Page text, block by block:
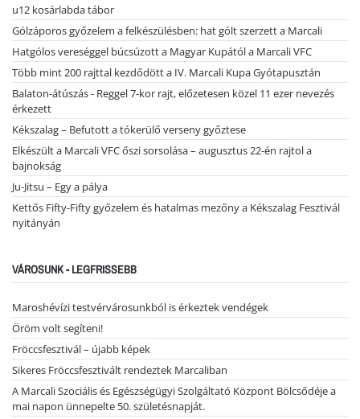
u12 kosárlabda tábor
Gólzáporos győzelem a felkészülésben: hat gólt szerzett a Marcali
Hatgólos vereséggel búcsúzott a Magyar Kupától a Marcali VFC
Több mint 200 rajttal kezdődött a IV. Marcali Kupa Gyótapusztán
Balaton-átúszás - Reggel 7-kor rajt, előzetesen közel 11 ezer nevezés
érkezett
Kékszalag – Befutott a tókerülő verseny győztese
Elkészült a Marcali VFC őszi sorsolása – augusztus 22-én rajtol a
bajnokság
Ju-Jitsu – Egy a pálya
Kettős Fifty-Fifty győzelem és hatalmas mezőny a Kékszalag Fesztivál
nyitányán
VÁROSUNK - LEGFRISSEBB
Maroshévízi testvérvárosunkból is érkeztek vendégek
Öröm volt segíteni!
Fröccsfesztivál – újabb képek
Sikeres Fröccsfesztivált rendeztek Marcaliban
A Marcali Szociális és Egészségügyi Szolgáltató Központ Bölcsődéje a
mai napon ünnepelte 50. születésnapját.